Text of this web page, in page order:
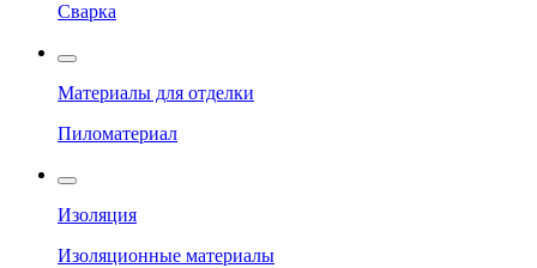
Сварка
Материалы для отделки
Пиломатериал
Изоляция
Изоляционные материалы